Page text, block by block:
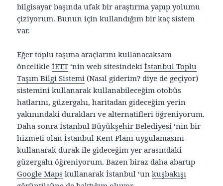
bilgisayar başında ufak bir araştırma yapıp yolumu
çiziyorum. Bunun için kullandığım bir kaç sistem
var.
Eğer toplu taşıma araçlarını kullanacaksam
öncelikleİETT ‘nin web sitesindekiİstanbul Toplu
Taşım Bilgi Sistemi (Nasıl giderim? diye de geçiyor)
sistemini kullanarak kullanabileceğim otobüs
hatlarını, güzergahı, haritadan gideceğim yerin
yakınındaki durakları ve alternatifleri öğreniyorum.
Daha sonraİstanbul Büyükşehir Belediyesi ‘nin bir
hizmeti olanİstanbul Kent Planı uygulamasını
kullanarak durak ile gideceğim yer arasındaki
güzergahı öğreniyorum. Bazen biraz daha abartıp
Google Maps kullanarak İstanbul ‘unkuşbakışı